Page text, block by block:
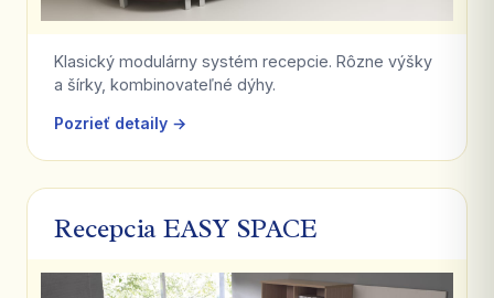
Klasický modulárny systém recepcie. Rôzne výšky
a šírky, kombinovateľné dýhy.
Pozrieť detaily →
Recepcia EASY SPACE